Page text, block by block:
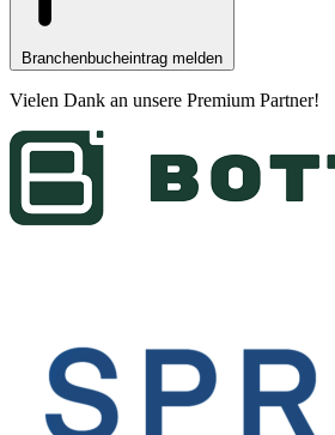
Branchenbucheintrag melden
Vielen Dank an unsere Premium Partner!